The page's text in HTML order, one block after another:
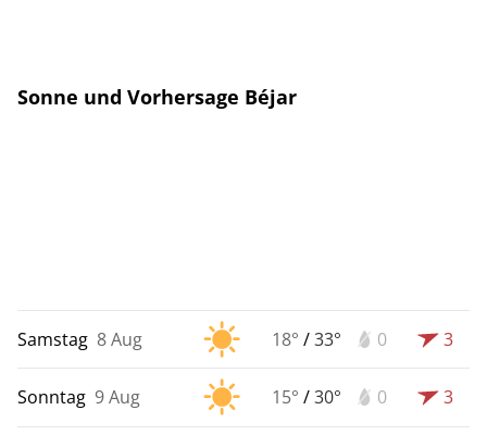
Sonne und Vorhersage Béjar
Samstag 8 Aug 18° /33° 0 3
Sonntag 9 Aug 15° /30° 0 3